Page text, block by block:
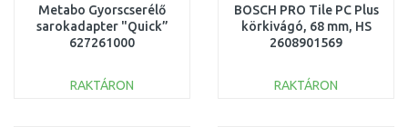
Metabo Gyorscserélő
sarokadapter "Quick”
627261000
RAKTÁRON
BOSCH PRO Tile PC Plus
körkivágó, 68 mm, HS
2608901569
RAKTÁRON